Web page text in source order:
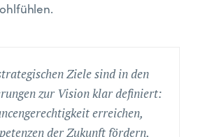
Ziele sind in den
zur Vision klar definiert:
erreichen,
der Zukunft fördern,